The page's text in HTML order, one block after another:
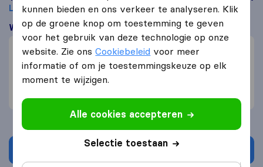
Lisse
Wat klanten zeggen
Behulpzaam (1)
Professioneel (1)
Prijs (1)
Vraag offerte aan
kunnen bieden en ons verkeer te analyseren. Klik
op de groene knop om toestemming te geven
voor het gebruik van deze technologie op onze
website. Zie onsCookiebeleid voor meer
informatie of om je toestemmingskeuze op elk
moment te wijzigen.
Alle cookies accepteren
Selectie toestaan